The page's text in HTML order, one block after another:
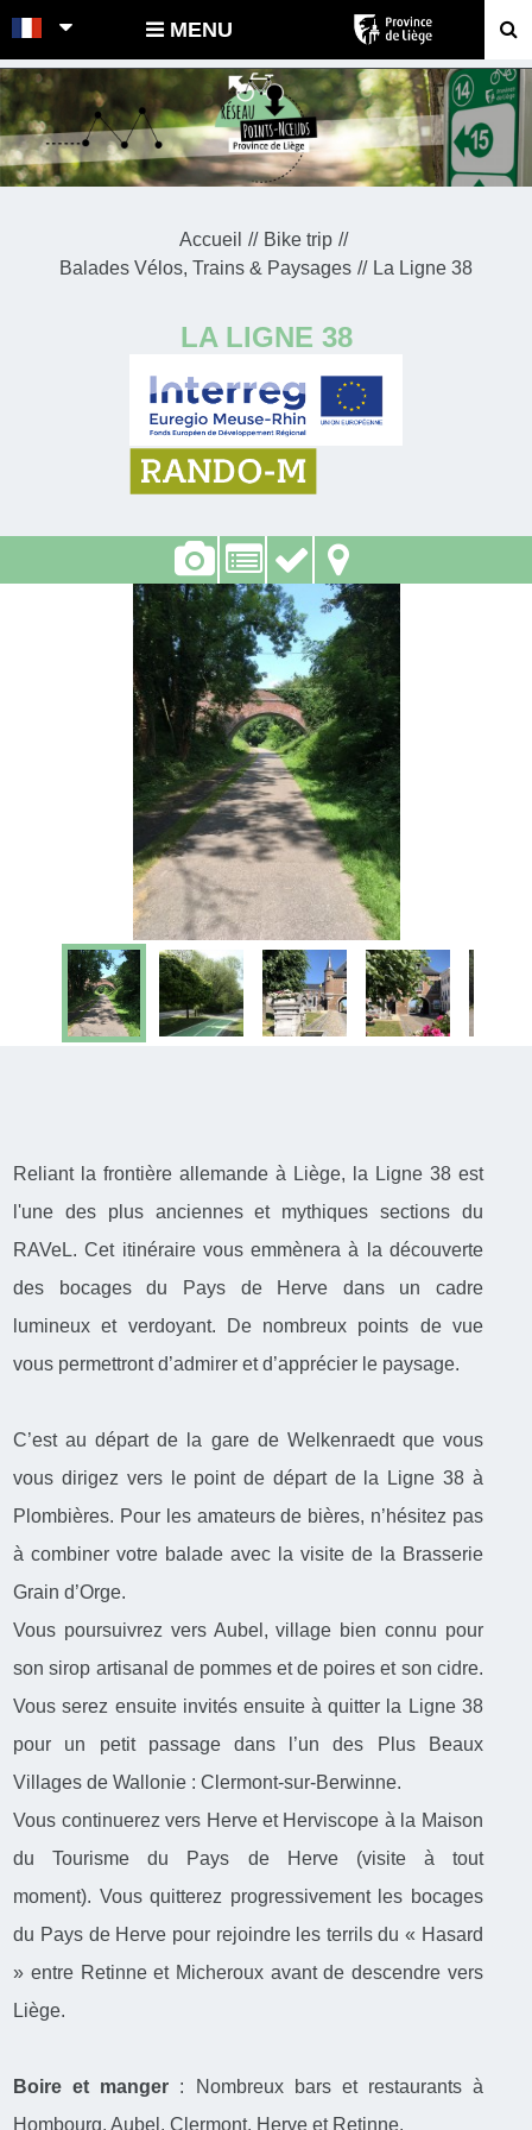
POINTS-NOEUDS MENU
Accueil
Bike trip
Balades Vélos, Trains & Paysages
La Ligne 38
LA LIGNE 38
Reliant la frontière allemande à Liège, la Ligne 38 est
l'une des plus anciennes et mythiques sections du
RAVeL. Cet itinéraire vous emmènera à la découverte
des bocages du Pays de Herve dans un cadre
lumineux et verdoyant. De nombreux points de vue
vous permettront d’admirer et d’apprécier le paysage.
C’est au départ de la gare de Welkenraedt que vous
vous dirigez vers le point de départ de la Ligne 38 à
Plombières. Pour les amateurs de bières, n’hésitez pas
à combiner votre balade avec la visite de la Brasserie
Grain d’Orge.
Vous poursuivrez vers Aubel, village bien connu pour
son sirop artisanal de pommes et de poires et son cidre.
Vous serez ensuite invités ensuite à quitter la Ligne 38
pour un petit passage dans l’un des Plus Beaux
Villages de Wallonie : Clermont-sur-Berwinne.
Vous continuerez vers Herve et Herviscope à la Maison
du Tourisme du Pays de Herve (visite à tout
moment). Vous quitterez progressivement les bocages
du Pays de Herve pour rejoindre les terrils du « Hasard
» entre Retinne et Micheroux avant de descendre vers
Liège.
Boire et manger : Nombreux bars et restaurants à
Hombourg, Aubel, Clermont, Herve et Retinne.